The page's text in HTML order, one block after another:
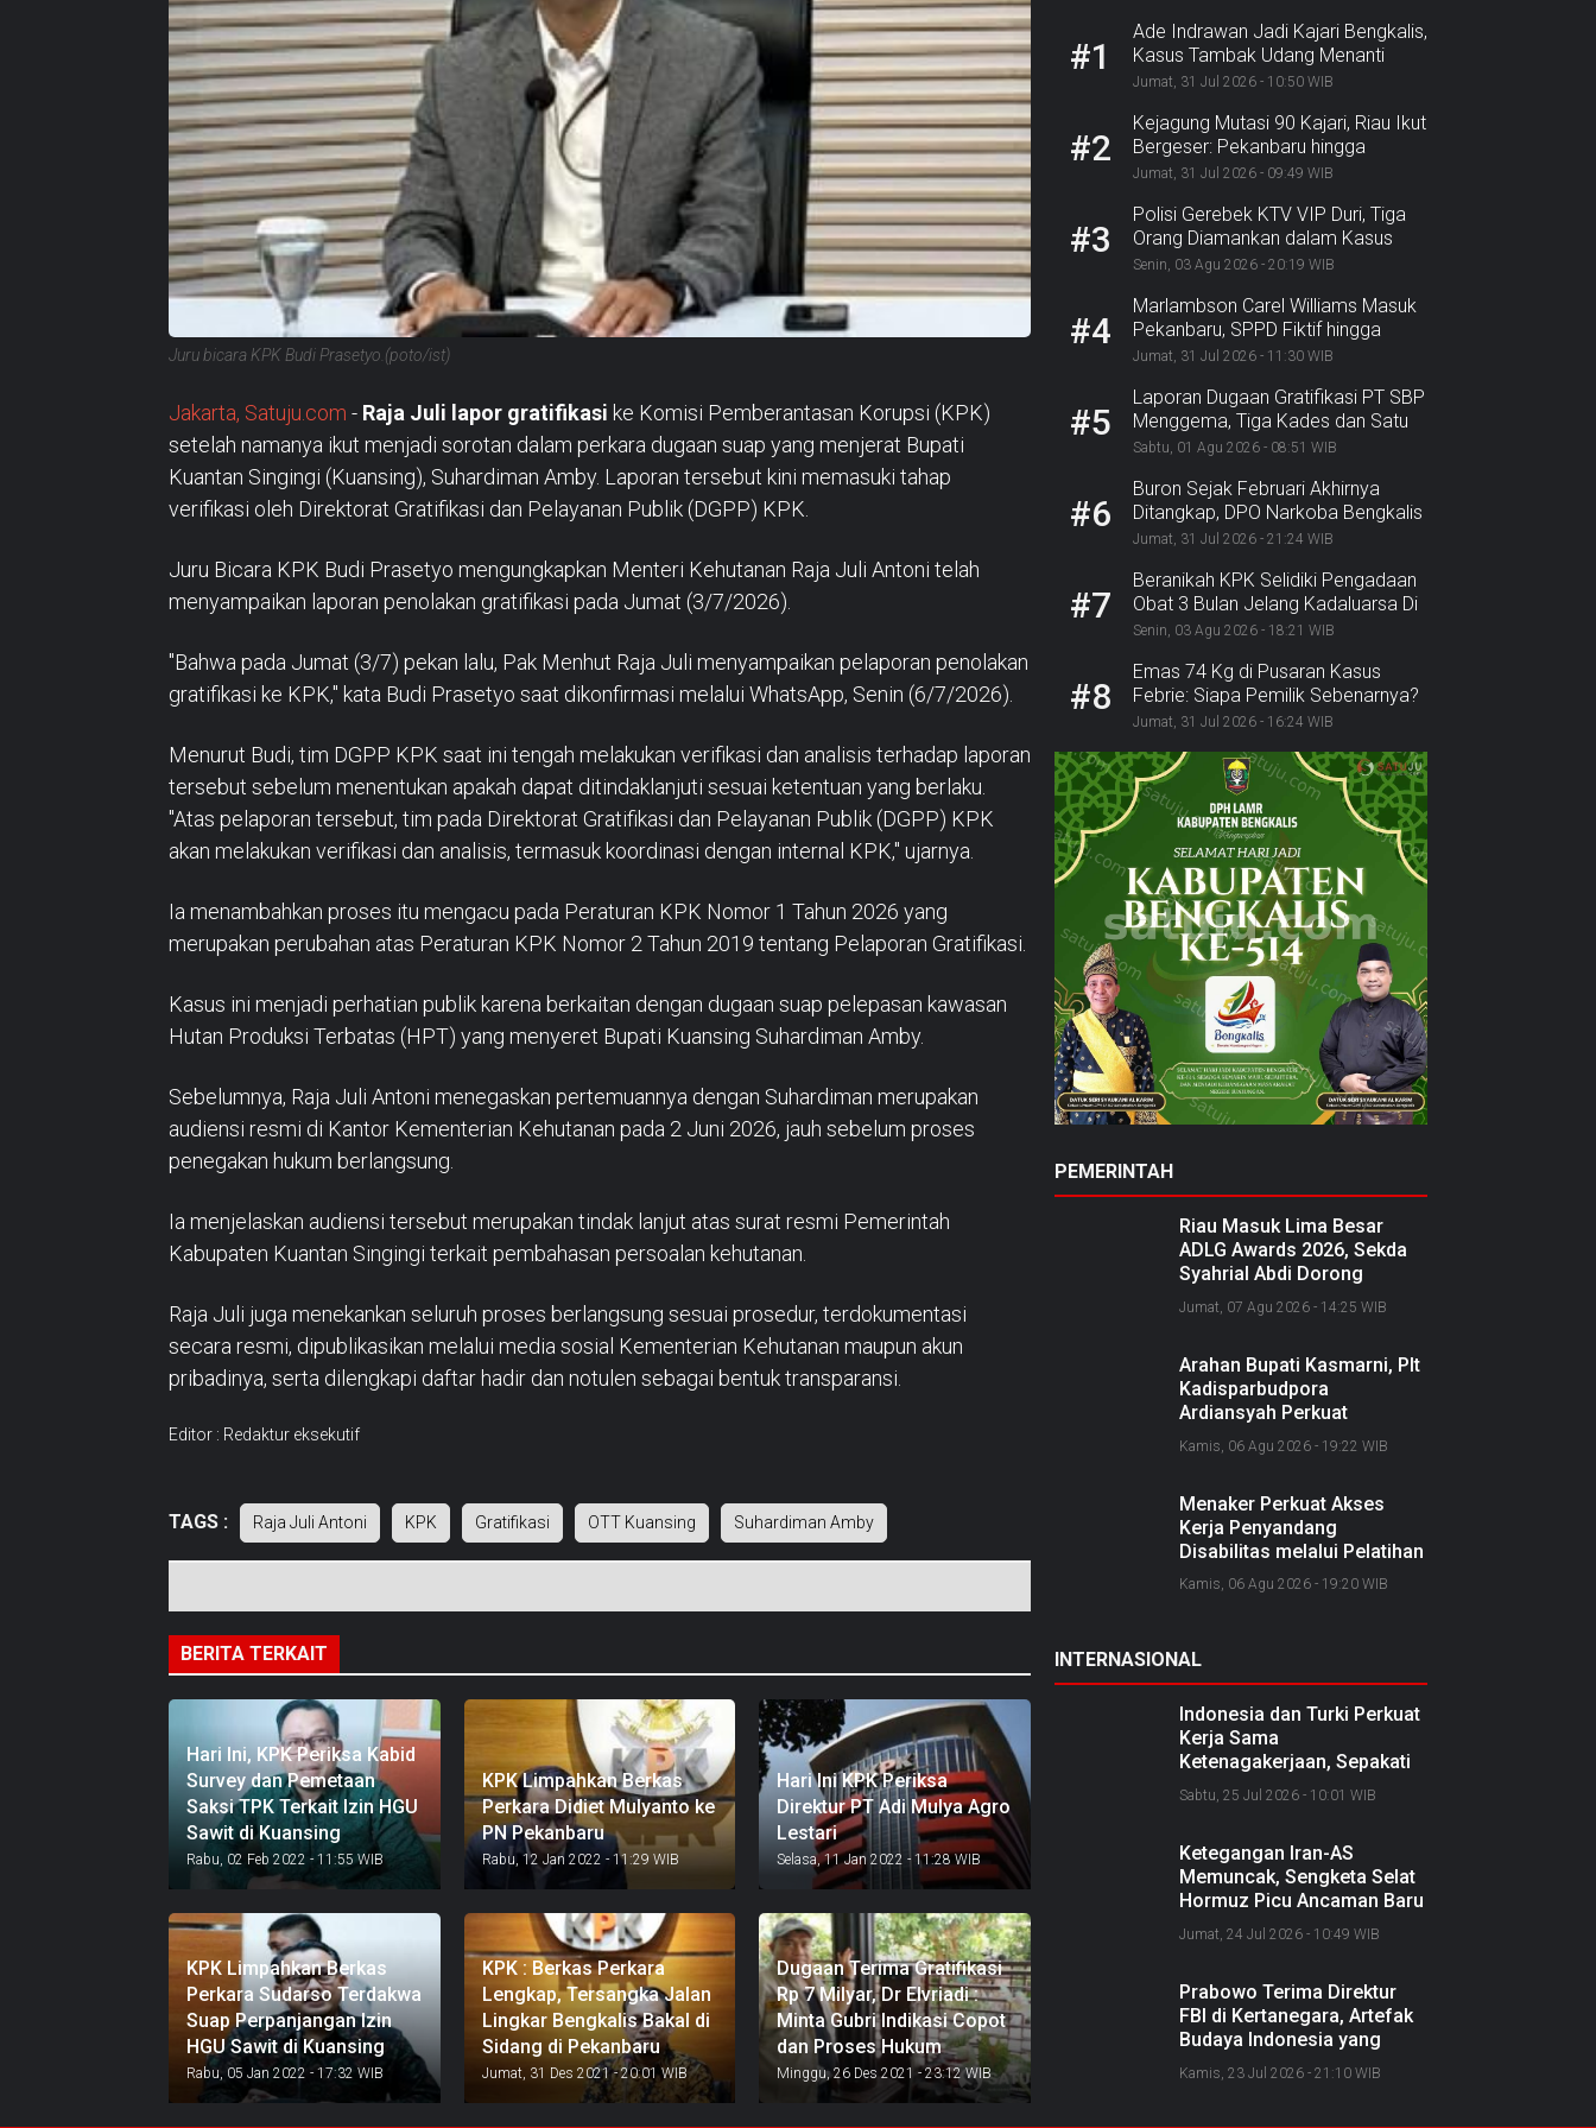
Juru bicara KPK Budi Prasetyo.(poto/ist)
Jakarta, Satuju.com - Raja Juli lapor gratifikasi ke Komisi Pemberantasan Korupsi (KPK)
setelah namanya ikut menjadi sorotan dalam perkara dugaan suap yang menjerat Bupati
Kuantan Singingi (Kuansing), Suhardiman Amby. Laporan tersebut kini memasuki tahap
verifikasi oleh Direktorat Gratifikasi dan Pelayanan Publik (DGPP) KPK.
Juru Bicara KPK Budi Prasetyo mengungkapkan Menteri Kehutanan Raja Juli Antoni telah
menyampaikan laporan penolakan gratifikasi pada Jumat (3/7/2026).
"Bahwa pada Jumat (3/7) pekan lalu, Pak Menhut Raja Juli menyampaikan pelaporan penolakan
gratifikasi ke KPK," kata Budi Prasetyo saat dikonfirmasi melalui WhatsApp, Senin (6/7/2026).
Menurut Budi, tim DGPP KPK saat ini tengah melakukan verifikasi dan analisis terhadap laporan
tersebut sebelum menentukan apakah dapat ditindaklanjuti sesuai ketentuan yang berlaku.
"Atas pelaporan tersebut, tim pada Direktorat Gratifikasi dan Pelayanan Publik (DGPP) KPK
akan melakukan verifikasi dan analisis, termasuk koordinasi dengan internal KPK," ujarnya.
Ia menambahkan proses itu mengacu pada Peraturan KPK Nomor 1 Tahun 2026 yang
merupakan perubahan atas Peraturan KPK Nomor 2 Tahun 2019 tentang Pelaporan Gratifikasi.
Kasus ini menjadi perhatian publik karena berkaitan dengan dugaan suap pelepasan kawasan
Hutan Produksi Terbatas (HPT) yang menyeret Bupati Kuansing Suhardiman Amby.
Sebelumnya, Raja Juli Antoni menegaskan pertemuannya dengan Suhardiman merupakan
audiensi resmi di Kantor Kementerian Kehutanan pada 2 Juni 2026, jauh sebelum proses
penegakan hukum berlangsung.
Ia menjelaskan audiensi tersebut merupakan tindak lanjut atas surat resmi Pemerintah
Kabupaten Kuantan Singingi terkait pembahasan persoalan kehutanan.
Raja Juli juga menekankan seluruh proses berlangsung sesuai prosedur, terdokumentasi
secara resmi, dipublikasikan melalui media sosial Kementerian Kehutanan maupun akun
pribadinya, serta dilengkapi daftar hadir dan notulen sebagai bentuk transparansi.
Editor : Redaktur eksekutif
TAGS : Raja Juli Antoni KPK Gratifikasi OTT Kuansing Suhardiman Amby
BERITA TERKAIT
Hari Ini, KPK Periksa Kabid
Survey dan Pemetaan
Saksi TPK Terkait Izin HGU
Sawit di Kuansing
Rabu, 02 Feb 2022 - 11:55 WIB
KPK Limpahkan Berkas
Perkara Didiet Mulyanto ke
PN Pekanbaru
Rabu, 12 Jan 2022 - 11:29 WIB
Hari Ini KPK Periksa
Direktur PT Adi Mulya Agro
Lestari
Selasa, 11 Jan 2022 - 11:28 WIB
KPK Limpahkan Berkas
Perkara Sudarso Terdakwa
Suap Perpanjangan Izin
HGU Sawit di Kuansing
Rabu, 05 Jan 2022 - 17:32 WIB
KPK : Berkas Perkara
Lengkap, Tersangka Jalan
Lingkar Bengkalis Bakal di
Sidang di Pekanbaru
Jumat, 31 Des 2021 - 20:01 WIB
Dugaan Terima Gratifikasi
Rp 7 Milyar, Dr Elvriadi :
Minta Gubri Indikasi Copot
dan Proses Hukum
Minggu, 26 Des 2021 - 23:12 WIB
#1
Ade Indrawan Jadi Kajari Bengkalis,
Kasus Tambak Udang Menanti
Jumat, 31 Jul 2026 - 10:50 WIB
#2
Kejagung Mutasi 90 Kajari, Riau Ikut
Bergeser: Pekanbaru hingga
Bengkalis
Jumat, 31 Jul 2026 - 09:49 WIB
#3
Polisi Gerebek KTV VIP Duri, Tiga
Orang Diamankan dalam Kasus
Dugaan Ekstasi
Senin, 03 Agu 2026 - 20:19 WIB
#4
Marlambson Carel Williams Masuk
Pekanbaru, SPPD Fiktif hingga
Sosper Menanti
Jumat, 31 Jul 2026 - 11:30 WIB
#5
Laporan Dugaan Gratifikasi PT SBP
Menggema, Tiga Kades dan Satu
Lurah Inhu Diseret ke Kejaksaan
Sabtu, 01 Agu 2026 - 08:51 WIB
#6
Buron Sejak Februari Akhirnya
Ditangkap, DPO Narkoba Bengkalis
Diciduk Bersama 2 Rekannya
Jumat, 31 Jul 2026 - 21:24 WIB
#7
Beranikah KPK Selidiki Pengadaan
Obat 3 Bulan Jelang Kadaluarsa Di
Dinkes Pekanbaru
Senin, 03 Agu 2026 - 18:21 WIB
#8
Emas 74 Kg di Pusaran Kasus
Febrie: Siapa Pemilik Sebenarnya?
Jumat, 31 Jul 2026 - 16:24 WIB
PEMERINTAH
Riau Masuk Lima Besar
ADLG Awards 2026, Sekda
Syahrial Abdi Dorong
Pemerintahan Berbasis Data
Jumat, 07 Agu 2026 - 14:25 WIB
Arahan Bupati Kasmarni, Plt
Kadisparbudpora
Ardiansyah Perkuat
Kolaborasi Nasional
Sukseskan Ekraforia 2026
sebagai Kabupaten Kreatif
Kamis, 06 Agu 2026 - 19:22 WIB
Menaker Perkuat Akses
Kerja Penyandang
Disabilitas melalui Pelatihan
dan Kemitraan Industri
Kamis, 06 Agu 2026 - 19:20 WIB
INTERNASIONAL
Indonesia dan Turki Perkuat
Kerja Sama
Ketenagakerjaan, Sepakati
Joint Action Plan 2026–
2027
Sabtu, 25 Jul 2026 - 10:01 WIB
Ketegangan Iran-AS
Memuncak, Sengketa Selat
Hormuz Picu Ancaman Baru
soal Jalur Minyak Dunia
Jumat, 24 Jul 2026 - 10:49 WIB
Prabowo Terima Direktur
FBI di Kertanegara, Artefak
Budaya Indonesia yang
Diselundupkan Dipulangkan
Kamis, 23 Jul 2026 - 21:10 WIB